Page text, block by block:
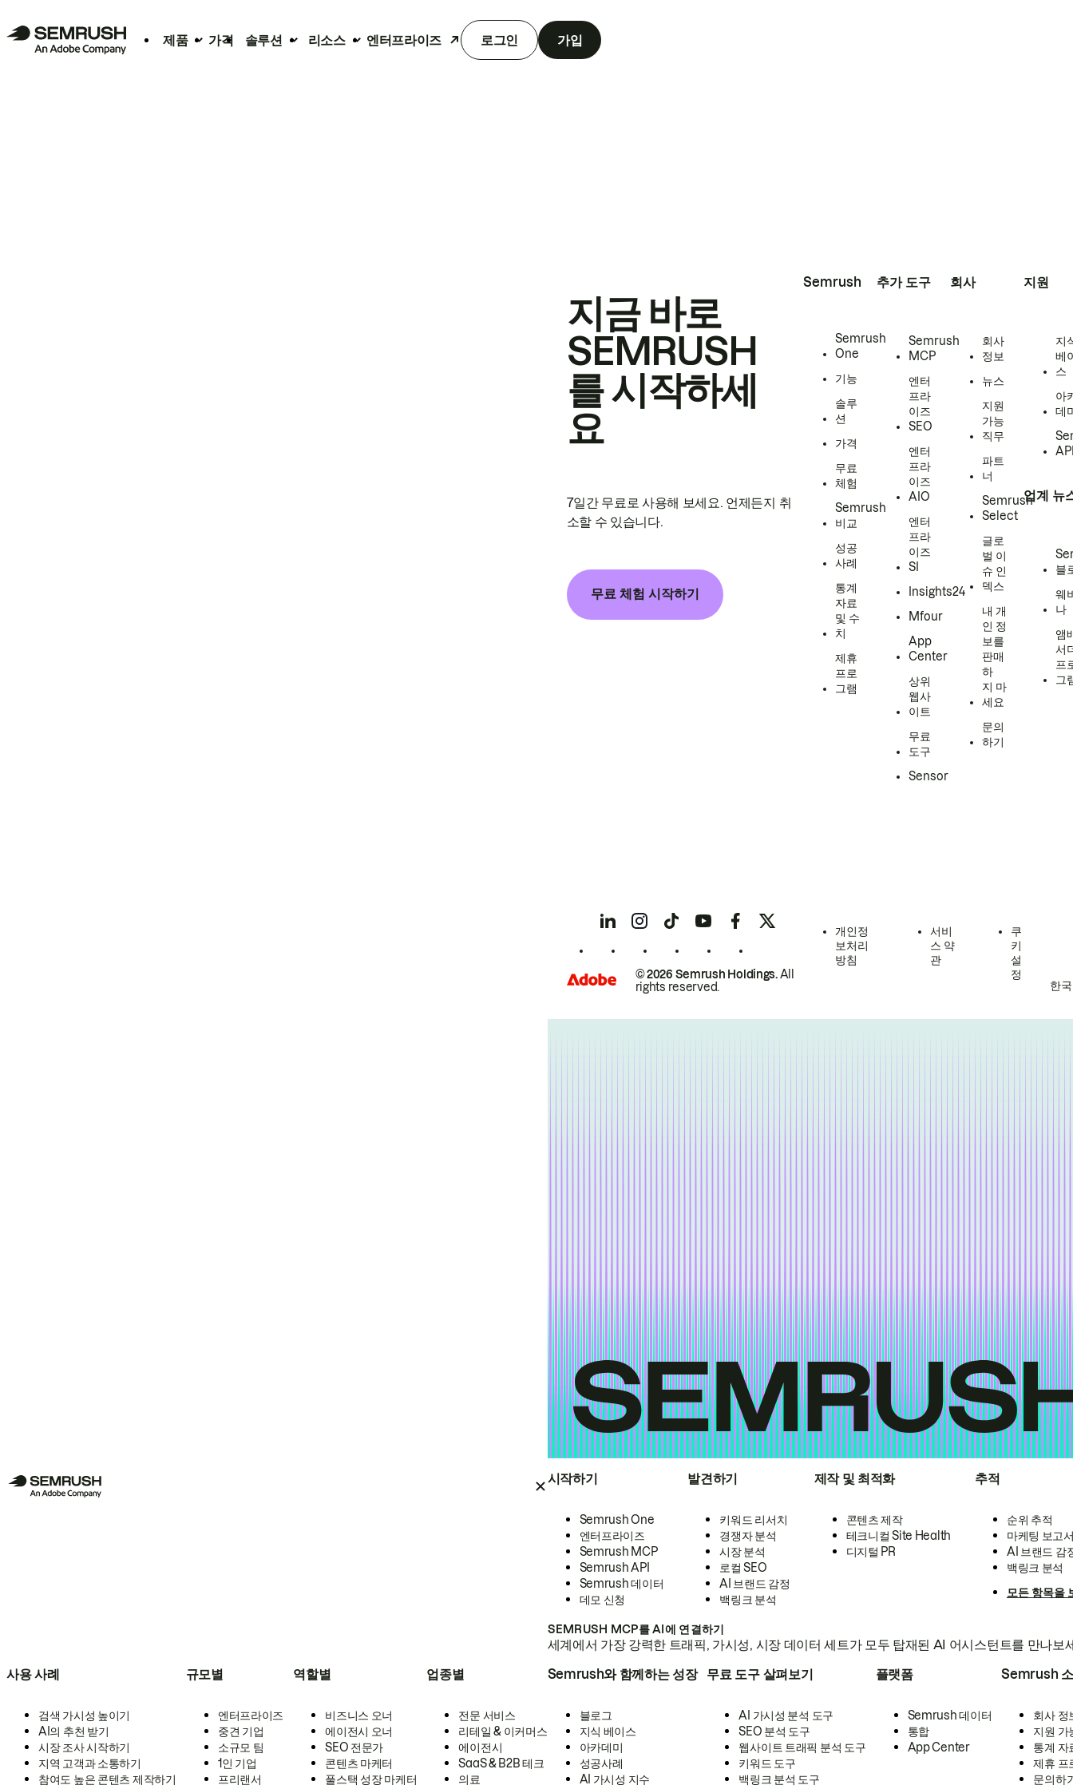
제품 가격 솔루션 리소스 엔터프라이즈 로그인 가입
시작하기
Semrush One
엔터프라이즈
Semrush MCP
Semrush API
Semrush 데이터
데모 신청
발견하기
키워드 리서치
경쟁자 분석
시장 분석
로컬 SEO
AI 브랜드 감정
백링크 분석
제작 및 최적화
콘텐츠 제작
테크니컬 Site Health
디지털 PR
추적
순위 추적
마케팅 보고
AI 브랜드 감
백링크 분석
모든 항목을
SEMRUSH MCP를 AI에 연결하기
세계에서 가장 강력한 트래픽, 가시성, 시장 데이터 세트가 모두 탑재된 AI 어시스턴트를 만나보
사용 사례
검색 가시성 높이기
AI의 추천 받기
시장 조사 시작하기
지역 고객과 소통하기
참여도 높은 콘텐츠 제작하기
규모별
엔터프라이즈
중견 기업
소규모 팀
1인 기업
프리랜서
역할별
비즈니스 오너
에이전시 오너
SEO 전문가
콘텐츠 마케터
풀스택 성장 마케터
업종별
전문 서비스
리테일 & 이커머스
에이전시
SaaS & B2B 테크
의료
Semrush와 함께하는 성장
블로그
지식 베이스
아카데미
성공사례
AI 가시성 지수
무료 도구 살펴보기
AI 가시성 분석 도구
SEO 분석 도구
웹사이트 트래픽 분석 도구
키워드 도구
백링크 분석 도구
플랫폼
Semrush 데이터
통합
App Center
Semrush
회사 정
지원 가
통계 자
제휴 프
문의하
지금 바로
SEMRUSH
를 시작하세
요
7일간 무료로 사용해 보세요. 언제든지 취
소할 수 있습니다.
무료 체험 시작하기
Semrush
Semrush
One
기능
솔루
션
가격
무료
체험
Semrush
비교
성공
사례
통계
자료
및 수
치
제휴
프로
그램
추가 도구
Semrush
MCP
엔터
프라
이즈
SEO
엔터
프라
이즈
AIO
엔터
프라
이즈
SI
Insights24
Mfour
App
Center
상위
웹사
이트
무료
도구
Sensor
회사
회사
정보
뉴스
지원
가능
직무
파트
너
Semrush
Select
글로
벌 이
슈 인
덱스
내 개
인 정
보를
판매
하
지 마
세요
문의
하기
지원
지
베
스
아
데
업계 뉴
블
웨
나
앰
서
프
그
© 2026 Semrush Holdings.All
rights reserved.
개인정
보처리
방침
서비
스 약
관
쿠
키
설
정
한